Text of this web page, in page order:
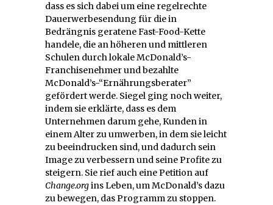
dass es sich dabei um eine regelrechte
Dauerwerbesendung für die in
Bedrängnis geratene Fast-Food-Kette
handele, die an höheren und mittleren
Schulen durch lokale McDonald’s-
Franchisenehmer und bezahlte
McDonald’s-“Ernährungsberater”
gefördert werde. Siegel ging noch weiter,
indem sie erklärte, dass es dem
Unternehmen darum gehe, Kunden in
einem Alter zu umwerben, in dem sie leicht
zu beeindrucken sind, und dadurch sein
Image zu verbessern und seine Profite zu
steigern. Sie rief auch eine Petition auf
Change.orgins Leben, um McDonald’s dazu
zu bewegen, das Programm zu stoppen.